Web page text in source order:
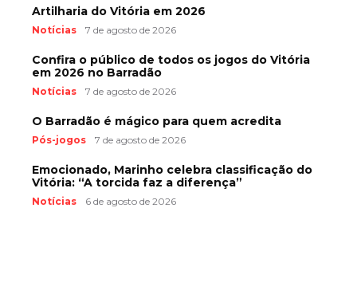
Artilharia do Vitória em 2026
Notícias 7 de agosto de 2026
Confira o público de todos os jogos do Vitória
em 2026 no Barradão
Notícias 7 de agosto de 2026
O Barradão é mágico para quem acredita
Pós-jogos 7 de agosto de 2026
Emocionado, Marinho celebra classificação do
Vitória: “A torcida faz a diferença”
Notícias 6 de agosto de 2026